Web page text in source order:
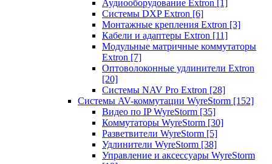
Аудиооборудование Extron [1]
Системы DXP Extron [6]
Монтажные крепления Extron [3]
Кабели и адаптеры Extron [11]
Модульные матричные коммутаторы
Extron [7]
Оптоволоконные удлинители Extron
[20]
Системы NAV Pro Extron [28]
Системы AV-коммутации WyreStorm [152]
Видео по IP WyreStorm [35]
Коммутаторы WyreStorm [30]
Разветвители WyreStorm [5]
Удлинители WyreStorm [38]
Управление и аксессуары WyreStorm